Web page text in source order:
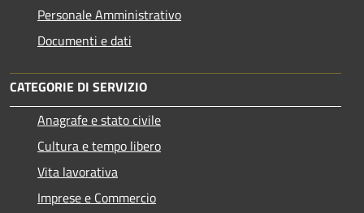
Personale Amministrativo
Documenti e dati
CATEGORIE DI SERVIZIO
Anagrafe e stato civile
Cultura e tempo libero
Vita lavorativa
Imprese e Commercio